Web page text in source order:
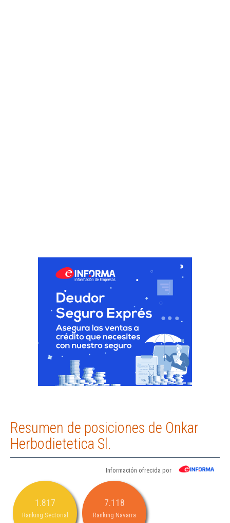
Resumen de posiciones de Onkar
Herbodietetica Sl.
Información ofrecida por
1.817
Ranking Sectorial
7.118
Ranking Navarra